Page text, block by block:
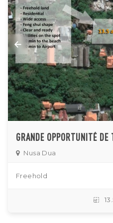
GRANDE OPPORTUNITÉ
Nusa Dua
Freehold